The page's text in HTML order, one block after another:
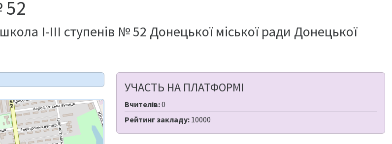
І-ІІІ ступенів № 52 Донецької міської ради Донецької
УЧАСТЬ НА ПЛАТФОРМІ
Вчителів:0
Рейтинг закладу: 10000